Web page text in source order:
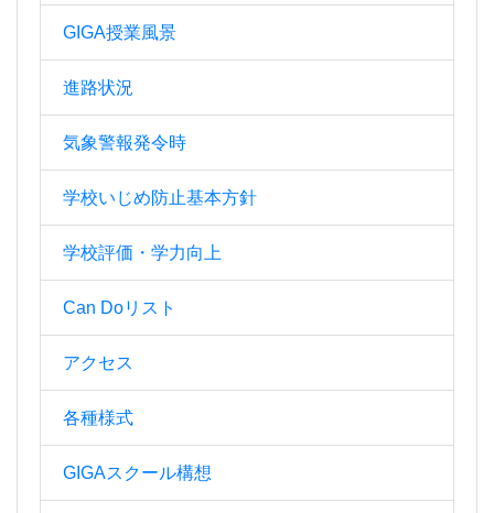
GIGA授業風景
進路状況
気象警報発令時
学校いじめ防止基本方針
学校評価・学力向上
Can Doリスト
アクセス
各種様式
GIGAスクール構想